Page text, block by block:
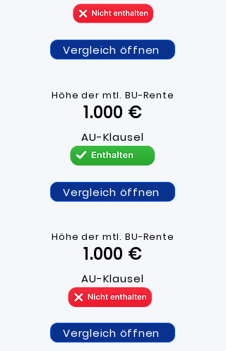
Vergleich öffnen
Höhe der mtl. BU-Rente
1.000 ​€
AU-Klausel
Vergleich öffnen
Höhe der mtl. BU-Rente
1.000 ​€
AU-Klausel
Vergleich öffnen